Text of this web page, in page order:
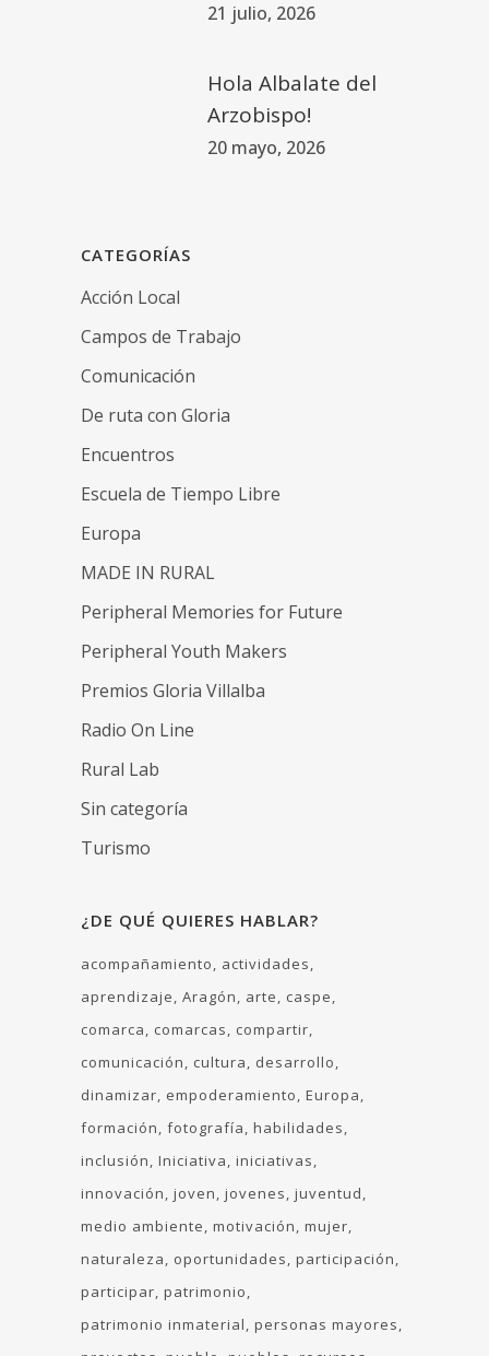
21 julio, 2026
Hola Albalate del
Arzobispo!
20 mayo, 2026
CATEGORÍAS
Acción Local
Campos de Trabajo
Comunicación
De ruta con Gloria
Encuentros
Escuela de Tiempo Libre
Europa
MADE IN RURAL
Peripheral Memories for Future
Peripheral Youth Makers
Premios Gloria Villalba
Radio On Line
Rural Lab
Sin categoría
Turismo
¿DE QUÉ QUIERES HABLAR?
acompañamiento
actividades
aprendizaje Aragón arte
caspe
comarca
comarcas
compartir
comunicación
cultura
desarrollo
dinamizar empoderamiento Europa
formación fotografía habilidades
inclusión Iniciativa iniciativas
innovación joven jovenes juventud
medio ambiente motivación mujer
naturaleza
oportunidades participación
participar patrimonio
patrimonio inmaterial personas mayores